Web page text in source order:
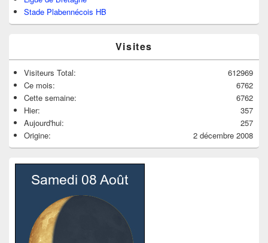
Stade Plabennécois HB
Visites
612969
Visiteurs Total:
6762
Ce mois:
6762
Cette semaine:
357
Hier:
257
Aujourd'hui:
2 décembre 2008
Origine: